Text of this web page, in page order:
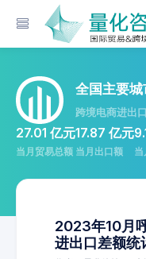
全国主要
跨境电商进出
27.01 亿元
当月贸易总额
17.87 亿元
当月出口额
2023年10月
进出口差额统